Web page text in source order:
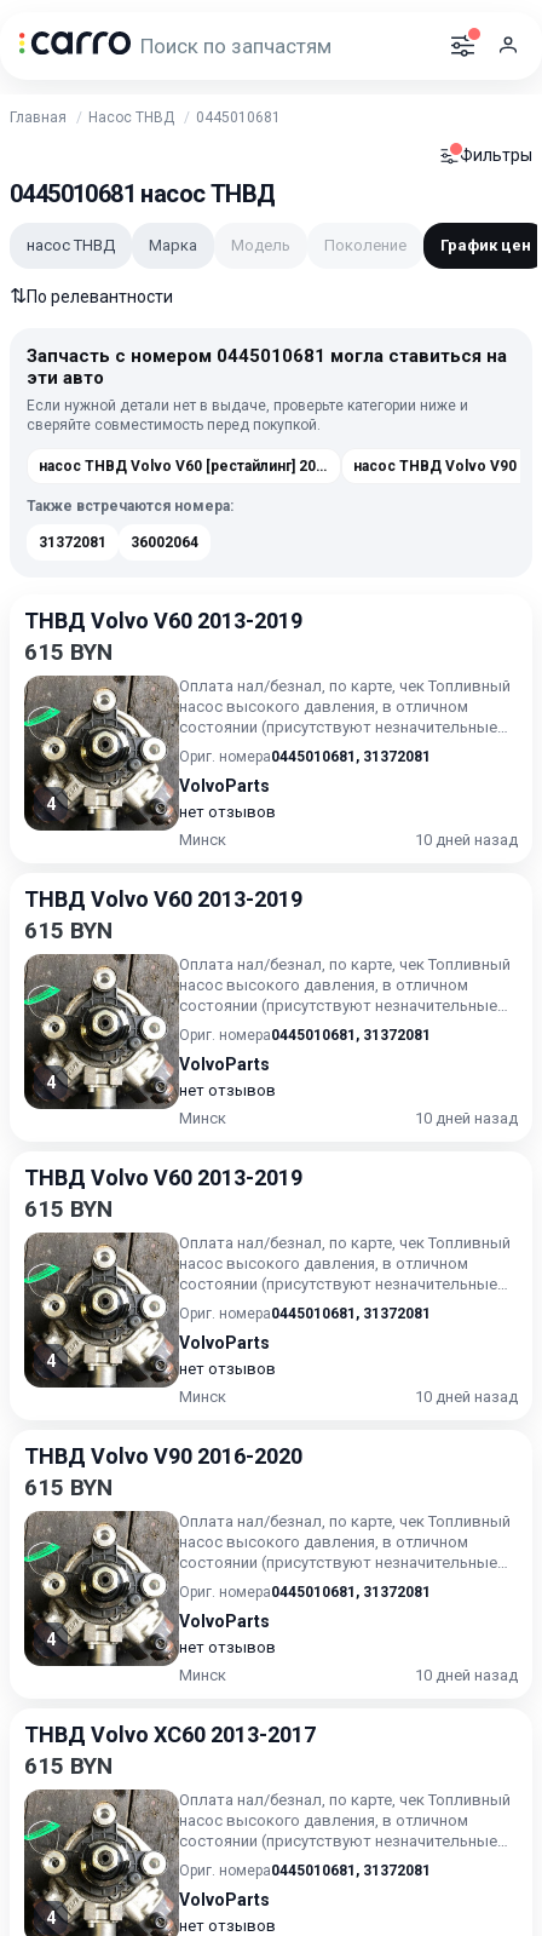
Главная Насос ТНВД 0445010681
Фильтры
0445010681 насос ТНВД
насос ТНВД Марка Модель Поколение График цен
⇅По релевантности
Запчасть с номером 0445010681 могла ставиться на
эти авто
Если нужной детали нет в выдаче, проверьте категории ниже и
сверяйте совместимость перед покупкой.
насос ТНВД Volvo V60 [рестайлинг] 2013-2019 насос ТНВД Volvo V90 2
Также встречаются номера:
31372081 36002064
ТНВД Volvo V60 2013-2019
615 BYN
4
Оплата нал/безнал, по карте, чек Топливный
насос высокого давления, в отличном
состоянии (присутствуют незначительные
следы эксплуатации). Г...
Ориг. номера0445010681 , 31372081
VolvoParts
нет отзывов
Минск
10 дней назад
ТНВД Volvo V60 2013-2019
615 BYN
4
Оплата нал/безнал, по карте, чек Топливный
насос высокого давления, в отличном
состоянии (присутствуют незначительные
следы эксплуатации). Г...
Ориг. номера0445010681 , 31372081
VolvoParts
нет отзывов
Минск
10 дней назад
ТНВД Volvo V60 2013-2019
615 BYN
4
Оплата нал/безнал, по карте, чек Топливный
насос высокого давления, в отличном
состоянии (присутствуют незначительные
следы эксплуатации). Г...
Ориг. номера0445010681 , 31372081
VolvoParts
нет отзывов
Минск
10 дней назад
ТНВД Volvo V90 2016-2020
615 BYN
4
Оплата нал/безнал, по карте, чек Топливный
насос высокого давления, в отличном
состоянии (присутствуют незначительные
следы эксплуатации). Г...
Ориг. номера0445010681 , 31372081
VolvoParts
нет отзывов
Минск
10 дней назад
ТНВД Volvo XC60 2013-2017
615 BYN
4
Оплата нал/безнал, по карте, чек Топливный
насос высокого давления, в отличном
состоянии (присутствуют незначительные
следы эксплуатации). Г...
Ориг. номера0445010681 , 31372081
VolvoParts
нет отзывов